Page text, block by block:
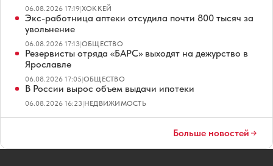
06.08.2026 17:19|ХОККЕЙ
Экс-работница аптеки отсудила почти 800 тысяч за
увольнение
06.08.2026 17:13|ОБЩЕСТВО
Резервисты отряда «БАРС» выходят на дежурство в
Ярославле
06.08.2026 17:05|ОБЩЕСТВО
В России вырос объем выдачи ипотеки
06.08.2026 16:23|НЕДВИЖИМОСТЬ
Больше новостей